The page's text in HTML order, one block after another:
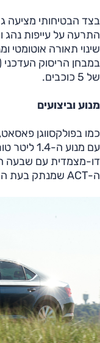
בצד הבטיחותי מציעה
התרעה על עייפות נהג
שינוי תאורה אוטומטי
של 5 כוכבים.
מנוע וביצועים
כמו בפולקסווגן
דו-מצמדית עם שבעה
ה-ACT שמנתק בעת הצורך שני צילינדרים לטובת החיסכון.